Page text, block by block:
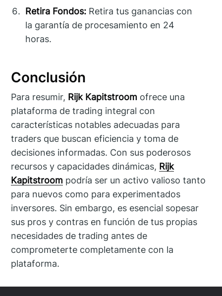
Retira Fondos: Retira tus ganancias con
la garantía de procesamiento en 24
horas.
Conclusión
Para resumir, Rijk Kapitstroom ofrece una
plataforma de trading integral con
características notables adecuadas para
traders que buscan eficiencia y toma de
decisiones informadas. Con sus poderosos
recursos y capacidades dinámicas, Rijk
Kapitstroom podría ser un activo valioso tanto
para nuevos como para experimentados
inversores. Sin embargo, es esencial sopesar
sus pros y contras en función de tus propias
necesidades de trading antes de
comprometerte completamente con la
plataforma.